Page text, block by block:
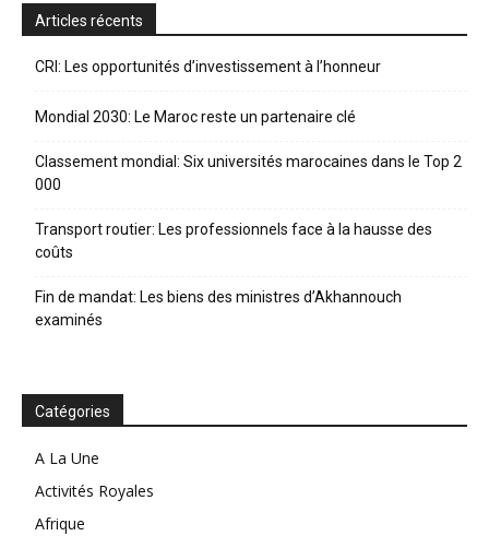
Articles récents
CRI: Les opportunités d’investissement à l’honneur
Mondial 2030: Le Maroc reste un partenaire clé
Classement mondial: Six universités marocaines dans le Top 2
000
Transport routier: Les professionnels face à la hausse des
coûts
Fin de mandat: Les biens des ministres d’Akhannouch
examinés
Catégories
A La Une
Activités Royales
Afrique